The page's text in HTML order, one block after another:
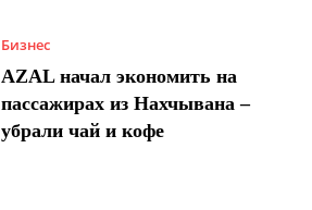
Бизнес
AZAL начал экономить на
пассажирах из Нахчывана –
убрали чай и кофе